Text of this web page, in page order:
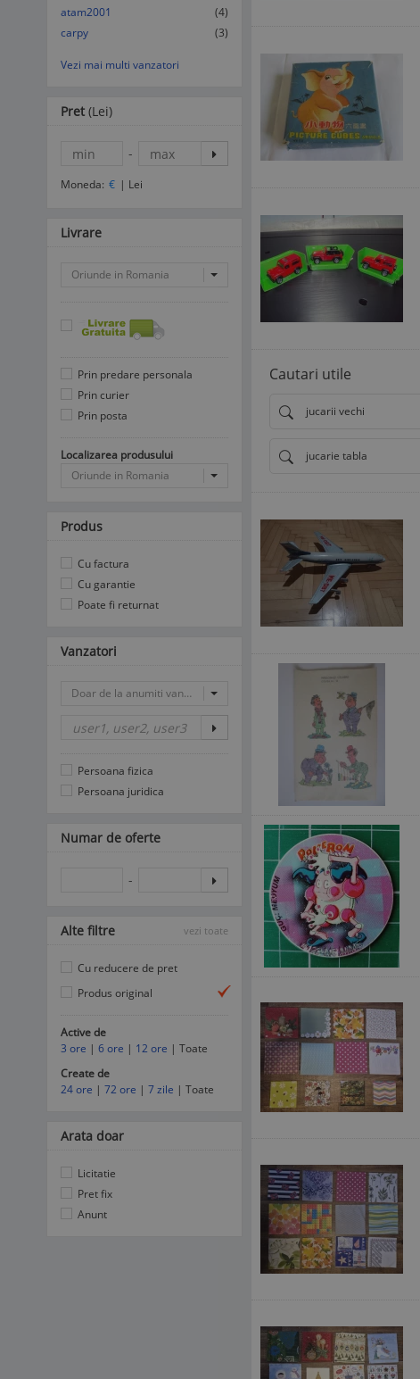
Cautari utile
jucarii vechi
jucarie tabla
atam2001
(4)
carpy
(3)
Vezi mai multi vanzatori
Pret (Lei)
-
Moneda: € | Lei
Livrare
Oriunde in Romania
Prin predare personala
Prin curier
Prin posta
Localizarea produsului
Oriunde in Romania
Produs
Cu factura
Cu garantie
Poate fi returnat
Vanzatori
Doar de la anumiti vanzatori
Persoana fizica
Persoana juridica
Numar de oferte
-
Alte filtre vezi toate
Cu reducere de pret
Produs original
Active de
3 ore | 6 ore | 12 ore | Toate
Create de
24 ore | 72 ore | 7 zile | Toate
Arata doar
Licitatie
Pret fix
Anunt